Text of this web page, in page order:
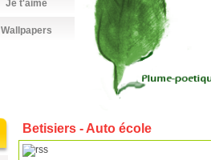
Je t'aime
Wallpapers
Betisiers - Auto école